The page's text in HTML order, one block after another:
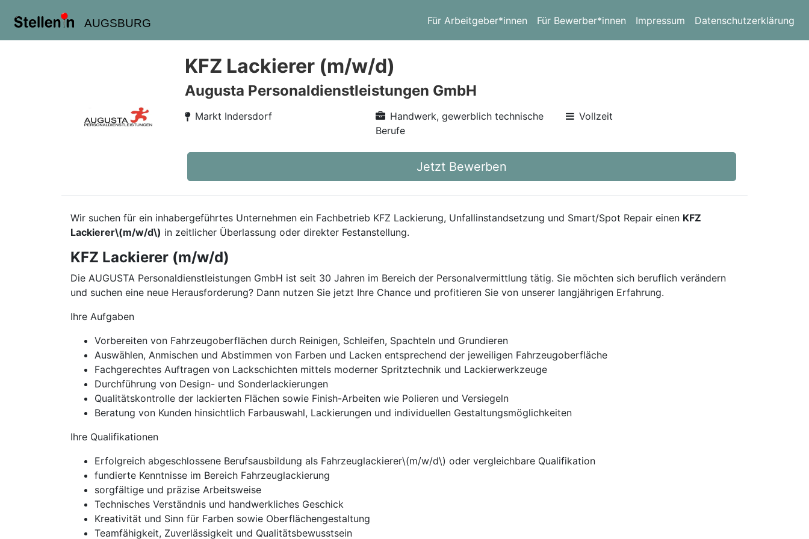
AUGSBURG Für Arbeitgeber*innen Für Bewerber*innen Impressum Datenschutzerklärung
KFZ Lackierer (m/w/d)
Augusta Personaldienstleistungen GmbH
Markt Indersdorf
Handwerk, gewerblich technische
Berufe
Vollzeit
Jetzt Bewerben
Wir suchen für ein inhabergeführtes Unternehmen ein Fachbetrieb KFZ Lackierung, Unfallinstandsetzung und Smart/Spot Repair einen KFZ
Lackierer\(m/w/d\) in zeitlicher Überlassung oder direkter Festanstellung.
KFZ Lackierer (m/w/d)
Die AUGUSTA Personaldienstleistungen GmbH ist seit 30 Jahren im Bereich der Personalvermittlung tätig. Sie möchten sich beruflich verändern
und suchen eine neue Herausforderung? Dann nutzen Sie jetzt Ihre Chance und profitieren Sie von unserer langjährigen Erfahrung.
Ihre Aufgaben
Vorbereiten von Fahrzeugoberflächen durch Reinigen, Schleifen, Spachteln und Grundieren
Auswählen, Anmischen und Abstimmen von Farben und Lacken entsprechend der jeweiligen Fahrzeugoberfläche
Fachgerechtes Auftragen von Lackschichten mittels moderner Spritztechnik und Lackierwerkzeuge
Durchführung von Design- und Sonderlackierungen
Qualitätskontrolle der lackierten Flächen sowie Finish-Arbeiten wie Polieren und Versiegeln
Beratung von Kunden hinsichtlich Farbauswahl, Lackierungen und individuellen Gestaltungsmöglichkeiten
Ihre Qualifikationen
Erfolgreich abgeschlossene Berufsausbildung als Fahrzeuglackierer\(m/w/d\) oder vergleichbare Qualifikation
fundierte Kenntnisse im Bereich Fahrzeuglackierung
sorgfältige und präzise Arbeitsweise
Technisches Verständnis und handwerkliches Geschick
Kreativität und Sinn für Farben sowie Oberflächengestaltung
Teamfähigkeit, Zuverlässigkeit und Qualitätsbewusstsein